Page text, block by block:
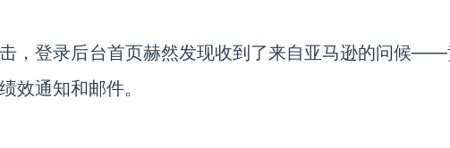
，登录后台首页赫然发现收到了来自亚马逊的问候——
效通知和邮件。